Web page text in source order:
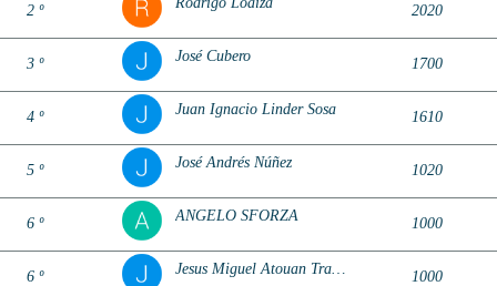
2 º 2020
3 º José Cubero 1700
4 º Juan Ignacio Linder Sosa 1610
5 º José Andrés Núñez 1020
6 º ANGELO SFORZA 1000
6 º Jesus Miguel Atouan Traboulsi 1000